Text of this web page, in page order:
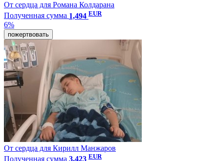
От сердца для Романа Колдарана
Полученная сумма 1,494 EUR
6%
пожертвовать
От сердца для Кирилл Манжаров
Полученная сумма 3,423 EUR